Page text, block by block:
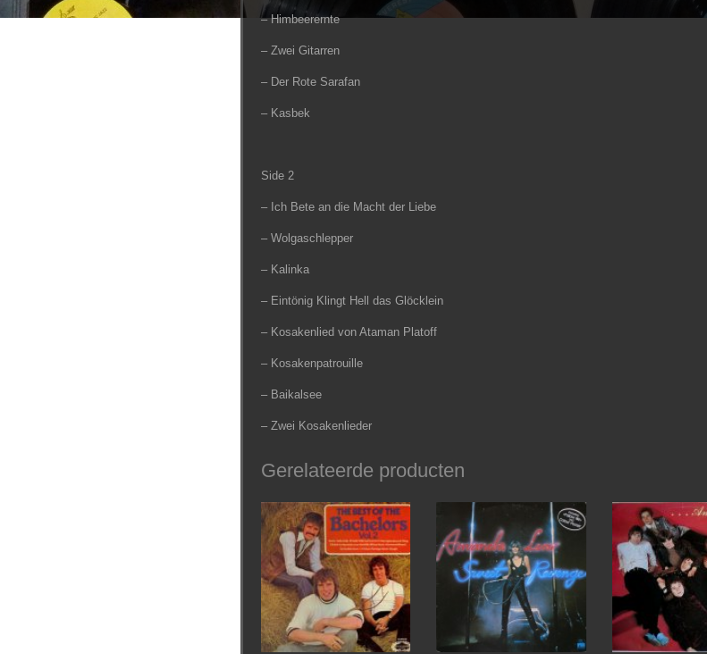
– Himbeerernte
– Zwei Gitarren
– Der Rote Sarafan
– Kasbek
Side 2
– Ich Bete an die Macht der Liebe
– Wolgaschlepper
– Kalinka
– Eintönig Klingt Hell das Glöcklein
– Kosakenlied von Ataman Platoff
– Kosakenpatrouille
– Baikalsee
– Zwei Kosakenlieder
Gerelateerde producten